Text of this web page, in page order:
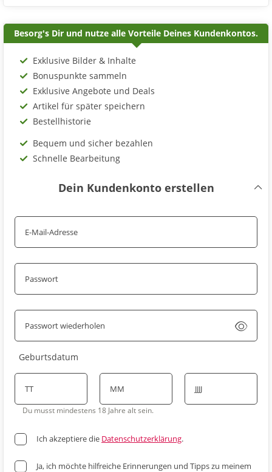
Besorg's Dir und nutze alle Vorteile Deines Kundenkontos.
Exklusive Bilder & Inhalte
Bonuspunkte sammeln
Exklusive Angebote und Deals
Artikel für später speichern
Bestellhistorie
Bequem und sicher bezahlen
Schnelle Bearbeitung
Dein Kundenkonto erstellen
E-Mail-Adresse
Passwort
Passwort wiederholen
Geburtsdatum
TT MM JJJJ
Du musst mindestens 18 Jahre alt sein.
Ich akzeptiere die Datenschutzerklärung.
Ja, ich möchte hilfreiche Erinnerungen und Tipps zu meinem